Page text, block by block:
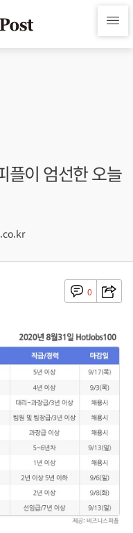
플이 엄선한 오늘
0